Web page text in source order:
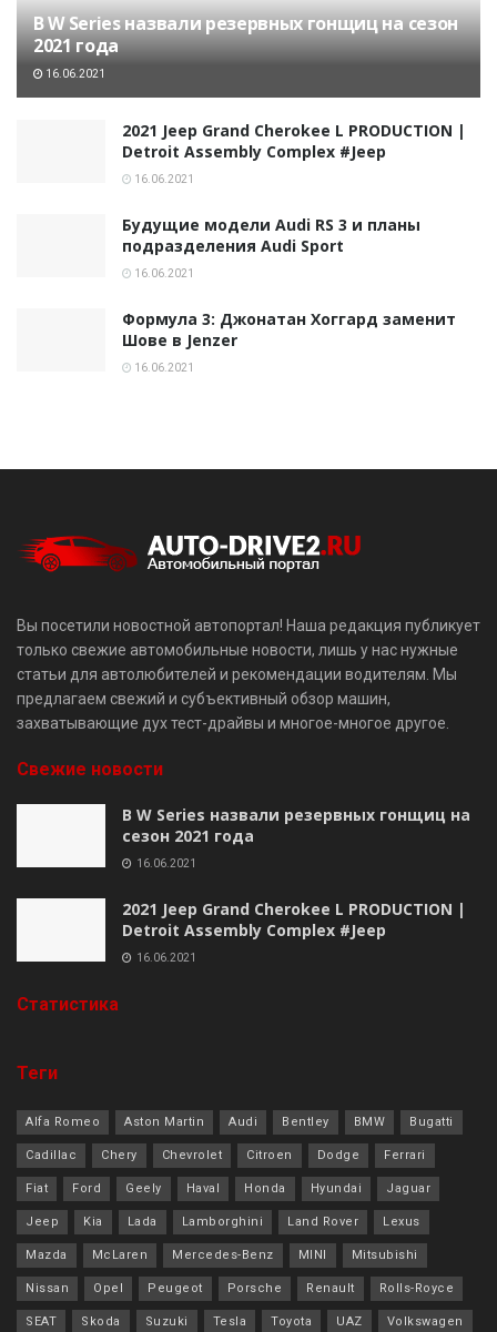
В W Series назвали резервных гонщиц на сезон
2021 года
16.06.2021
2021 Jeep Grand Cherokee L PRODUCTION |
Detroit Assembly Complex #Jeep
16.06.2021
Будущие модели Audi RS 3 и планы
подразделения Audi Sport
16.06.2021
Формула 3: Джонатан Хоггард заменит
Шове в Jenzer
16.06.2021
Вы посетили новостной автопортал! Наша редакция публикует
только свежие автомобильные новости, лишь у нас нужные
статьи для автолюбителей и рекомендации водителям. Мы
предлагаем свежий и субъективный обзор машин,
захватывающие дух тест-драйвы и многое-многое другое.
Свежие новости
В W Series назвали резервных гонщиц на
сезон 2021 года
16.06.2021
2021 Jeep Grand Cherokee L PRODUCTION |
Detroit Assembly Complex #Jeep
16.06.2021
Cтатистика
Теги
Alfa Romeo Aston Martin Audi Bentley BMW Bugatti
Cadillac Chery Chevrolet Citroen Dodge Ferrari
Fiat Ford Geely Haval Honda Hyundai Jaguar
Jeep Kia Lada Lamborghini Land Rover Lexus
Mazda McLaren Mercedes-Benz MINI Mitsubishi
Nissan Opel Peugeot Porsche Renault Rolls-Royce
SEAT Skoda Suzuki Tesla Toyota UAZ Volkswagen